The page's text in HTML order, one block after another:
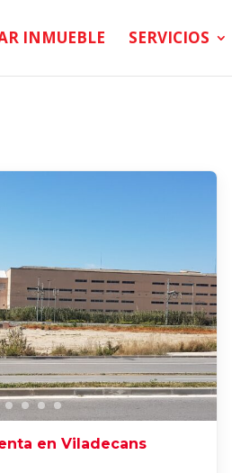
INMUEBLE SERVICIOS
en Viladecans